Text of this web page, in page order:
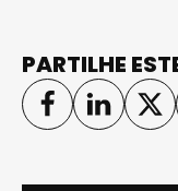
PARTILHE